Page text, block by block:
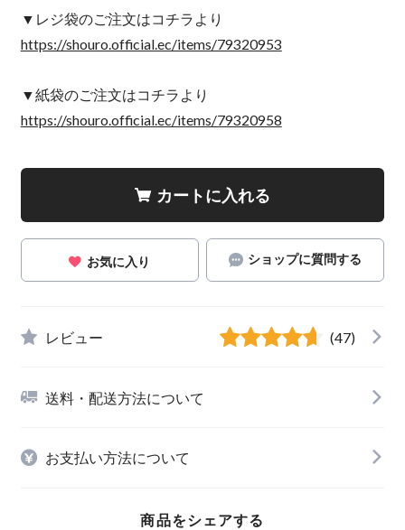
▼レジ袋のご注文はコチラより
https://shouro.official.ec/items/79320953
▼紙袋のご注文はコチラより
https://shouro.official.ec/items/79320958
カートに入れる
お気に入り ショップに質問する
レビュー (47)
送料・配送方法について
お支払い方法について
商品をシェアする